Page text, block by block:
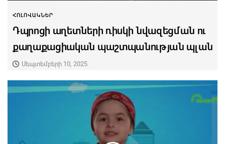
ՀՈԼՈՎԱԿՆԵՐ
Դպրոցի աղետների ռիսկի նվազեցման ու
քաղաքացիական պաշտպանության պլան
Սեպտեմբերի 10, 2025